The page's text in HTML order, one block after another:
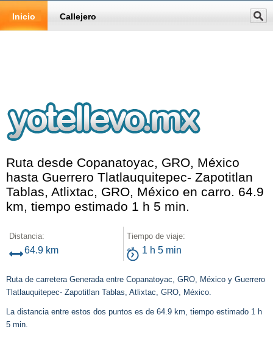
Inicio Callejero
Ruta desde Copanatoyac, GRO, México
hasta Guerrero Tlatlauquitepec- Zapotitlan
Tablas, Atlixtac, GRO, México en carro. 64.9
km, tiempo estimado 1 h 5 min.
Distancia:
64.9 km
Tiempo de viaje:
1 h 5 min
Ruta de carretera Generada entre Copanatoyac, GRO, México y Guerrero
Tlatlauquitepec- Zapotitlan Tablas, Atlixtac, GRO, México.
La distancia entre estos dos puntos es de 64.9 km, tiempo estimado 1 h
5 min.